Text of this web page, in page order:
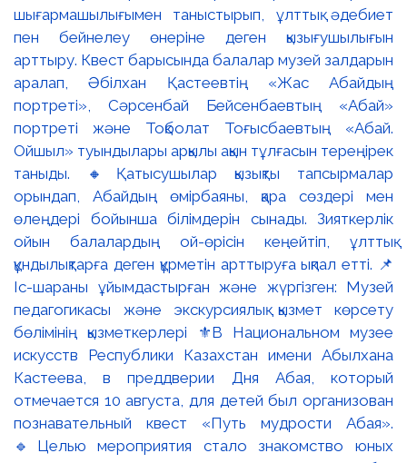
шығармашылығымен таныстырып, ұлттық әдебиет
пен бейнелеу өнеріне деген қызығушылығын
арттыру. Квест барысында балалар музей залдарын
аралап, Әбілхан Қастеевтің «Жас Абайдың
портреті», Сәрсенбай Бейсенбаевтың «Абай»
портреті және Тоқболат Тоғысбаевтың «Абай.
Ойшыл» туындылары арқылы ақын тұлғасын тереңірек
таныды. 🔸Қатысушылар қызықты тапсырмалар
орындап, Абайдың өмірбаяны, қара сөздері мен
өлеңдері бойынша білімдерін сынады. Зияткерлік
ойын балалардың ой-өрісін кеңейтіп, ұлттық
құндылықтарға деген құрметін арттыруға ықпал етті. 📌
Іс-шараны ұйымдастырған және жүргізген: Музей
педагогикасы және экскурсиялық қызмет көрсету
бөлімінің қызметкерлері ⚜️В Национальном музее
искусств Республики Казахстан имени Абылхана
Кастеева, в преддверии Дня Абая, который
отмечается 10 августа, для детей был организован
познавательный квест «Путь мудрости Абая».
🔹Целью мероприятия стало знакомство юных